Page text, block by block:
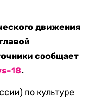
движения
сообщает
18.
по культуре